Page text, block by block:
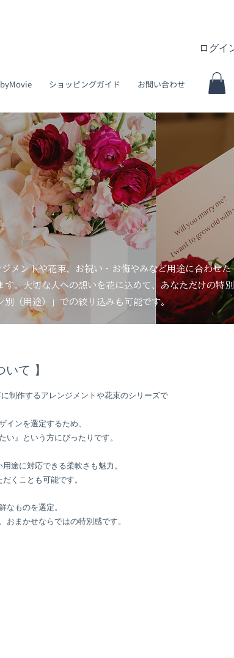
ログイ
ショッピングガイド お問い合わせ
メントや花束、お祝い・お悔やみなど用途に合わせた
。大切な人への想いを花に込めて、あなただけの特別
（用途）」での絞り込みも可能です。
て 】
制作するアレンジメントや花束のシリーズで
ンを選定するため、
い』という方にぴったりです。
途に対応できる柔軟さも魅力。
くことも可能です。
ものを選定。
まかせならではの特別感です。